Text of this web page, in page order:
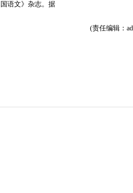
语文》杂志。据
(责任编辑：